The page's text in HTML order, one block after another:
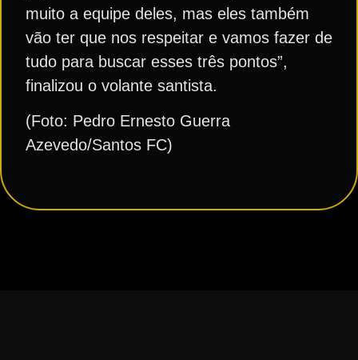
muito a equipe deles, mas eles também
vão ter que nos respeitar e vamos fazer de
tudo para buscar esses três pontos”,
finalizou o volante santista.
(Foto: Pedro Ernesto Guerra
Azevedo/Santos FC)